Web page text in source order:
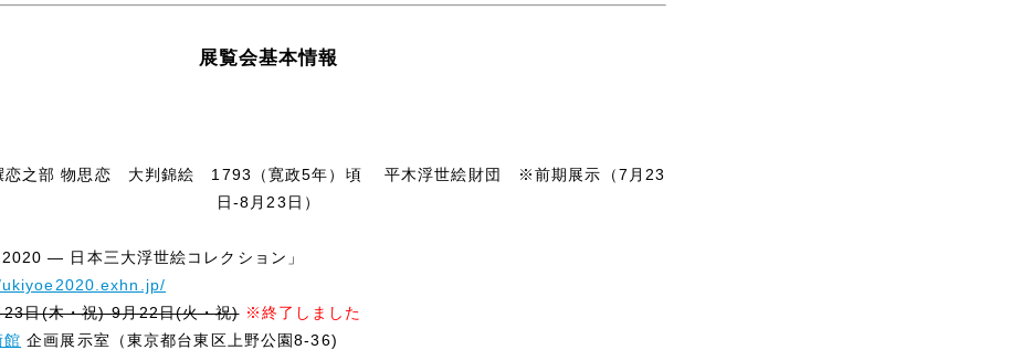
展覧会基本情報
恋之部 物思恋 大判錦絵 1793（寛政5年）頃 平木浮世絵財団 ※前期展示（7月23
日-8月23日）
― 日本三大浮世絵コレクション」
日(木・祝)-9月22日(火・祝) ※終了しました
館 企画展示室（東京都台東区上野公園8-36)